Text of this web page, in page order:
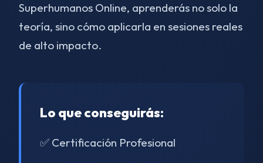
Superhumanos Online, aprenderás no solo la
teoría, sino cómo aplicarla en sesiones reales
de alto impacto.
Lo que conseguirás:
✅ Certificación Profesional